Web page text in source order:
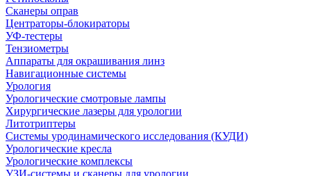
Сканеры оправ
Центраторы-блокираторы
УФ-тестеры
Тензиометры
Аппараты для окрашивания линз
Навигационные системы
Урология
Урологические смотровые лампы
Хирургические лазеры для урологии
Литотриптеры
Системы уродинамического исследования (КУДИ)
Урологические кресла
Урологические комплексы
УЗИ-системы и сканеры для урологии